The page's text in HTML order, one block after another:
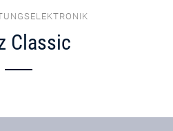
Classic